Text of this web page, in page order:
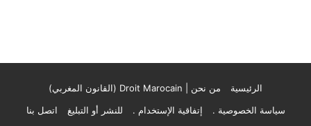
الرئيسية
من نحن | Droit Marocain (القانون المغربي)
سياسة الخصوصية .
إتفاقية الإستخدام . للنشر أو التبليغ اتصل بنا